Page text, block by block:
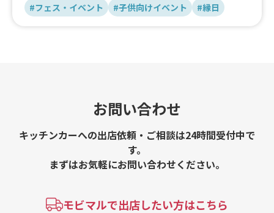
#フェス・イベント
#子供向けイベント #縁日
お問い合わせ
キッチンカーへの出店依頼・ご相談は24時間受付中で
す。
まずはお気軽にお問い合わせください。
モビマルで出店したい方はこちら